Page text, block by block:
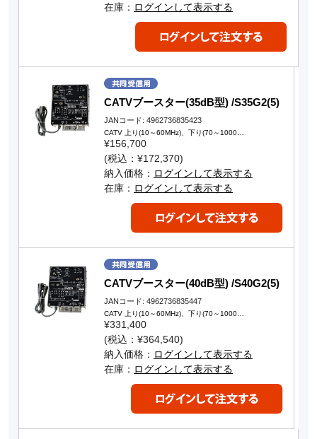
在庫： ログインして表示する
CATVブースター(35dB型) /S35G2(5)
JANコード: 4962736835423
CATV 上り(10～60MHz)、下り(70～1000…
¥156,700
(税込：¥172,370)
納入価格： ログインして表示する
在庫： ログインして表示する
CATVブースター(40dB型) /S40G2(5)
JANコード: 4962736835447
CATV 上り(10～60MHz)、下り(70～1000…
¥331,400
(税込：¥364,540)
納入価格： ログインして表示する
在庫： ログインして表示する